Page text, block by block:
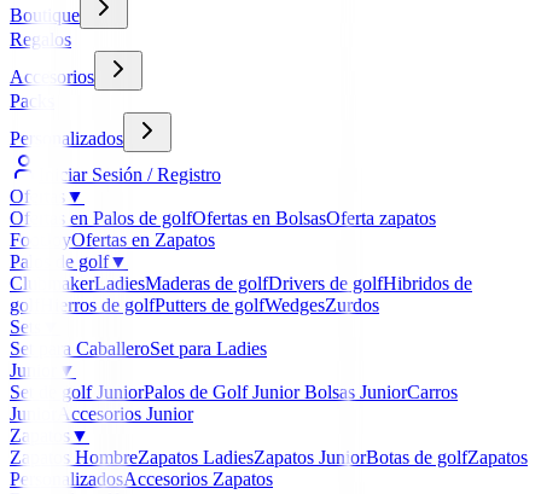
Boutique
Regalos
Accesorios
Packs
Personalizados
Iniciar Sesión / Registro
Ofertas▼
Ofertas en Palos de golfOfertas en BolsasOferta zapatos
FootJoyOfertas en Zapatos
Palos de golf▼
ClubmakerLadiesMaderas de golfDrivers de golfHibridos de
golf
Hierros de golfPutters de golfWedgesZurdos
Sets
Set para CaballeroSet para Ladies
Junior
▼
Set de golf JuniorPalos de Golf JuniorBolsas JuniorCarros
Junior
Accesorios Junior
Zapatos▼
Zapatos HombreZapatos LadiesZapatos JuniorBotas de golfZapatos
PersonalizadosAccesorios Zapatos